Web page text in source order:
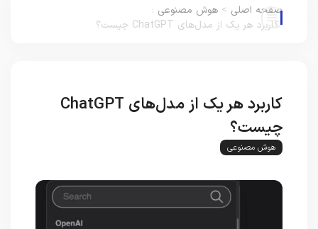
صفحه اصلی > هوش مصنوعی :
کاربرد هر یک از مدل‌های ChatGPT چیست؟
کاربرد هر یک از مدل‌های ChatGPT
چیست؟
هوش مصنوعی